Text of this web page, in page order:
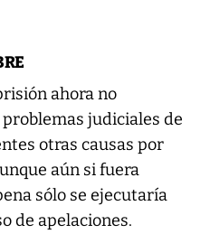
ahora no
judiciales de
otras causas por
aún si fuera
sólo se ejecutaría
de apelaciones.